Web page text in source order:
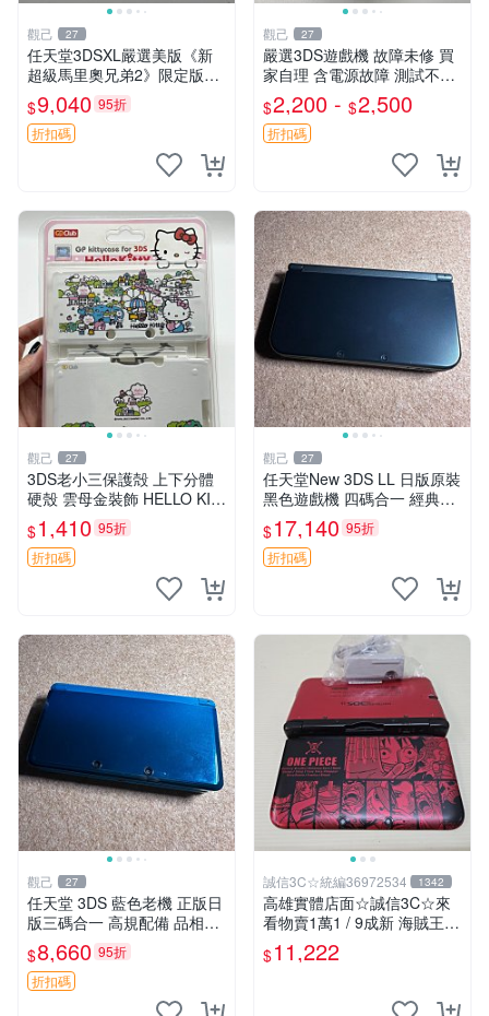
觀己 27
任天堂3DSXL嚴選美版《新
超級馬里奧兄弟2》限定版，
屏幕無壞點不黃，搭配國產觸
控筆 3DS XL 新超級馬里歐
弊端痕跡
$9,040 95折
折扣碼
觀己 27
嚴選3DS遊戲機 故障未修 買
家自理 含電源故障 測試不通
電 顏色隨機 200-230元 老三
款任天堂3DS 二手 故障 不開
機 浸水損傷 成色異常 原
$2,200 - $2,500
折扣碼
觀己 27
3DS老小三保護殻 上下分體
硬殼 雲母金裝飾 HELLO KIT
TY主題 超厚實非透氣設計 成
色極佳 正品未開封 新古如初
3DS 保護殼 hello
$1,410 95折
折扣碼
觀己 27
任天堂New 3DS LL 日版原裝
黑色遊戲機 四碼合一 經典款
式 兩片式螢幕 攝錄中古 此機
雙TN 屏老發黃 全部功能正常
避免爭議 新大三 白板
$17,140 95折
折扣碼
觀己 27
任天堂 3DS 藍色老機 正版日
版三碼合一 高規配備 品相優
良 5437 日版原裝 任天堂3D
S 老機 老化屏幕 網購推薦 54
37 日版 任天堂3DS
$8,660 95折
折扣碼
誠信3C☆統編36972534 1342
高雄實體店面☆誠信3C☆來
看物賣1萬1 / 9成新 海賊王
限定版 無改機 任天堂 3DS L
L 日規主機 二手功能正常 也
$11,222